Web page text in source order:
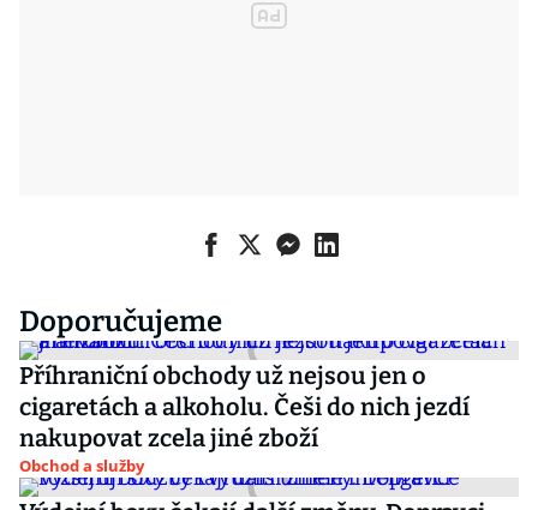
Doporučujeme
Příhraniční obchody už nejsou jen o
cigaretách a alkoholu. Češi do nich jezdí
nakupovat zcela jiné zboží
Obchod a služby